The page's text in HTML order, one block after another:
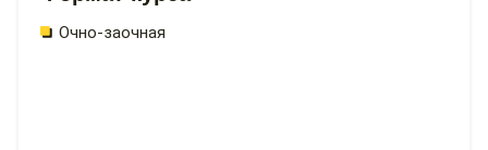
Очно-заочная